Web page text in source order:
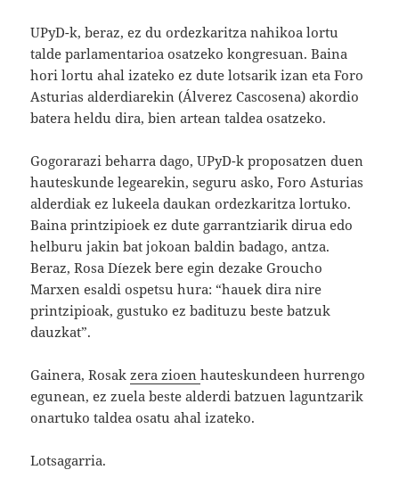
UPyD-k, beraz, ez du ordezkaritza nahikoa lortu
talde parlamentarioa osatzeko kongresuan. Baina
hori lortu ahal izateko ez dute lotsarik izan eta Foro
Asturias alderdiarekin (Álverez Cascosena) akordio
batera heldu dira, bien artean taldea osatzeko.
Gogorarazi beharra dago, UPyD-k proposatzen duen
hauteskunde legearekin, seguru asko, Foro Asturias
alderdiak ez lukeela daukan ordezkaritza lortuko.
Baina printzipioek ez dute garrantziarik dirua edo
helburu jakin bat jokoan baldin badago, antza.
Beraz, Rosa Díezek bere egin dezake Groucho
Marxen esaldi ospetsu hura: “hauek dira nire
printzipioak, gustuko ez badituzu beste batzuk
dauzkat”.
Gainera, Rosakzera zioenhauteskundeen hurrengo
egunean, ez zuela beste alderdi batzuen laguntzarik
onartuko taldea osatu ahal izateko.
Lotsagarria.